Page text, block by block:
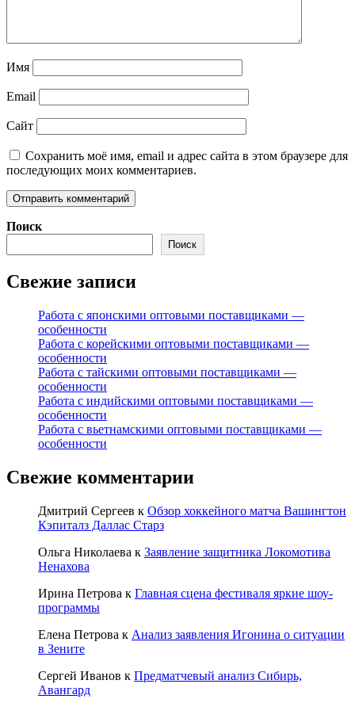
Имя
Email
Сайт
Сохранить моё имя, email и адрес сайта в этом браузере для
последующих моих комментариев.
Поиск
Поиск
Свежие записи
Работа с японскими оптовыми поставщиками —
особенности
Работа с корейскими оптовыми поставщиками —
особенности
Работа с тайскими оптовыми поставщиками —
особенности
Работа с индийскими оптовыми поставщиками —
особенности
Работа с вьетнамскими оптовыми поставщиками —
особенности
Свежие комментарии
Дмитрий Сергеев к Обзор хоккейного матча Вашингтон
Кэпиталз Даллас Старз
Ольга Николаева к Заявление защитника Локомотива
Ненахова
Ирина Петрова к Главная сцена фестиваля яркие шоу-
программы
Елена Петрова к Анализ заявления Игонина о ситуации
в Зените
Сергей Иванов к Предматчевый анализ Сибирь,
Авангард